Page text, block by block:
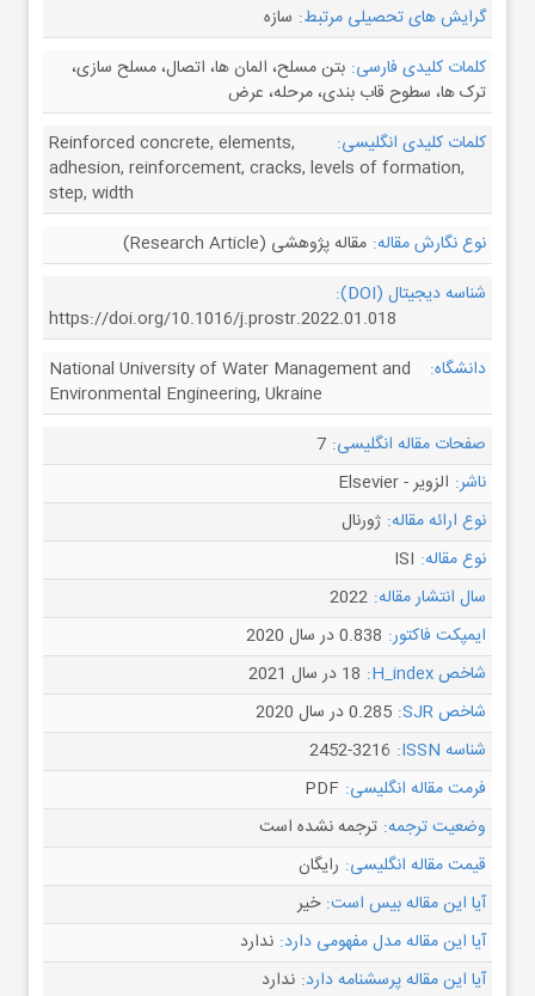
گرایش های تحصیلی مرتبط: سازه
کلمات کلیدی فارسی: بتن مسلح، المان ها، اتصال، مسلح سازی،
ترک ها، سطوح قاب بندی، مرحله، عرض
کلمات کلیدی انگلیسی:
Reinforced concrete, elements,
adhesion, reinforcement, cracks, levels of formation,
step, width
نوع نگارش مقاله: مقاله پژوهشی (Research Article)
شناسه دیجیتال (DOI):
https://doi.org/10.1016/j.prostr.2022.01.018
دانشگاه:
National University of Water Management and
Environmental Engineering, Ukraine
صفحات مقاله انگلیسی: 7
ناشر: الزویر - Elsevier
نوع ارائه مقاله: ژورنال
نوع مقاله: ISI
سال انتشار مقاله: 2022
ایمپکت فاکتور: 0.838 در سال 2020
شاخص H_index:
18 در سال 2021
شاخص SJR:
0.285 در سال 2020
شناسه ISSN:
2452-3216
فرمت مقاله انگلیسی: PDF
وضعیت ترجمه: ترجمه نشده است
قیمت مقاله انگلیسی: رایگان
آیا این مقاله بیس است: خیر
آیا این مقاله مدل مفهومی دارد: ندارد
آیا این مقاله پرسشنامه دارد: ندارد